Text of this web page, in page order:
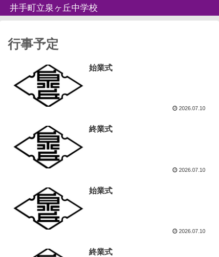
井手町立泉ヶ丘中学校
行事予定
始業式
2026.07.10
終業式
2026.07.10
始業式
2026.07.10
終業式